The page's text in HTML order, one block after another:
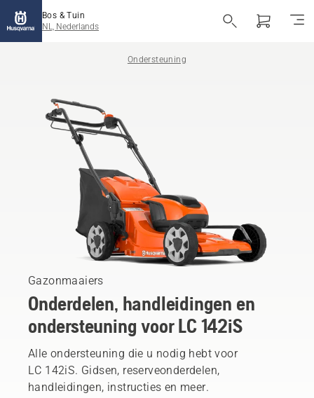
Bos & Tuin
NL, Nederlands
Ondersteuning
Gazonmaaiers
Onderdelen, handleidingen en
ondersteuning voor LC 142iS
Alle ondersteuning die u nodig hebt voor
LC 142iS. Gidsen, reserveonderdelen,
handleidingen, instructies en meer.